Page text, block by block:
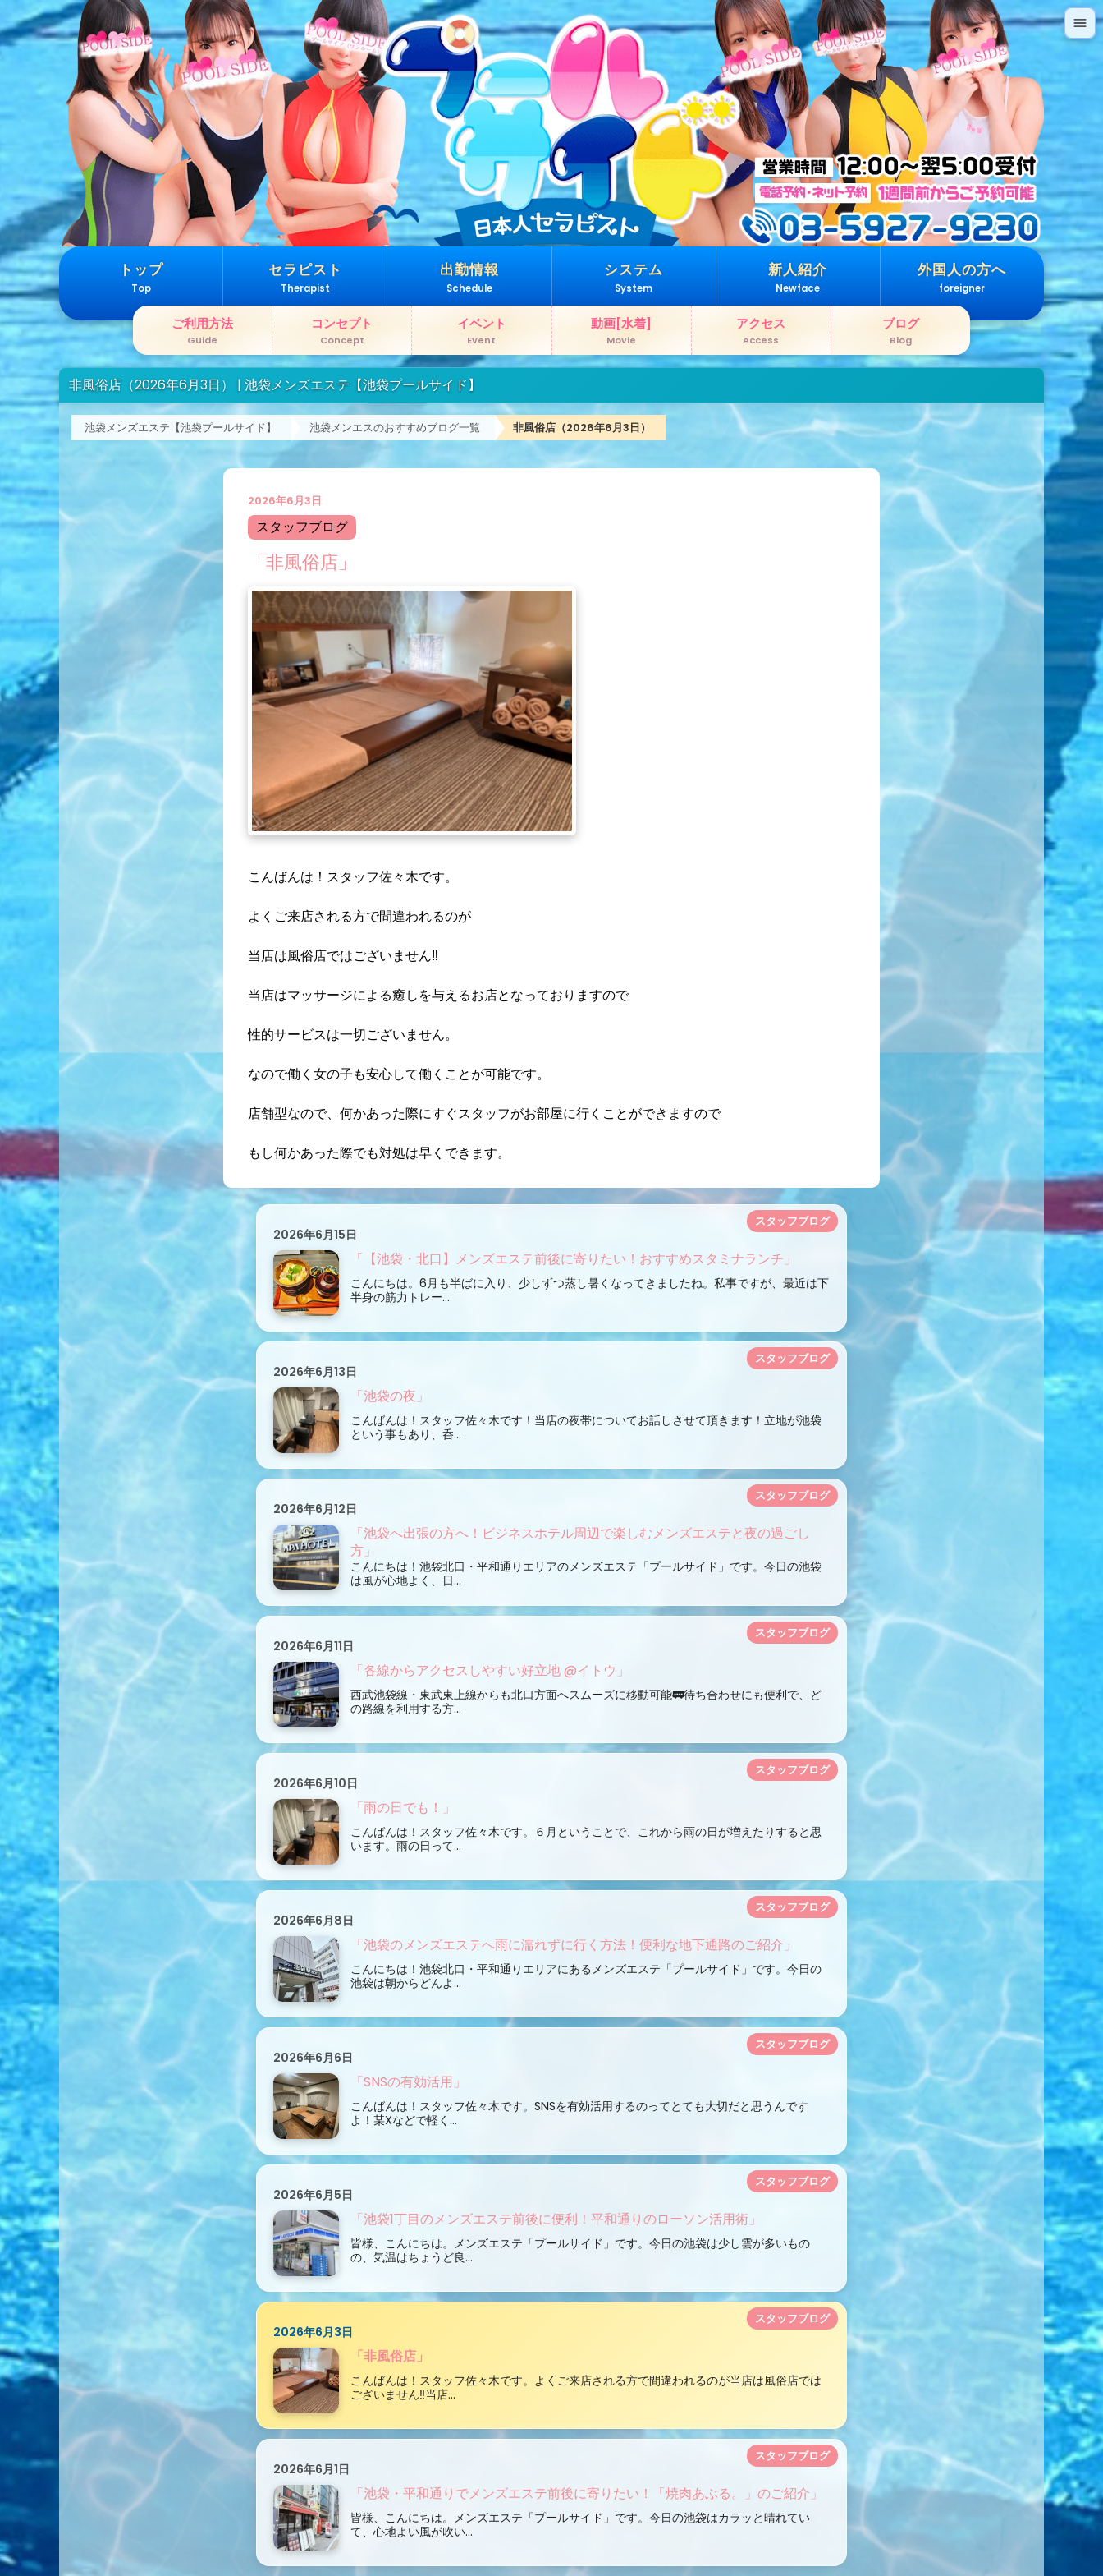
トップ
Top
セラピスト
Therapist
出勤情報
Schedule
システム
System
新人紹介
Newface
外国人の方へ
foreigner
ご利用方法
Guide
コンセプト
Concept
イベント
Event
動画[水着]
Movie
アクセス
Access
ブログ
Blog
非風俗店（2026年6月3日） | 池袋メンズエステ【池袋プールサイド】
池袋メンズエステ【池袋プールサイド】 池袋メンエスのおすすめブログ一覧 非風俗店（2026年6月3日）
2026年6月3日
スタッフブログ
「非風俗店」
こんばんは！スタッフ佐々木です。
よくご来店される方で間違われるのが
当店は風俗店ではございません‼
当店はマッサージによる癒しを与えるお店となっておりますので
性的サービスは一切ございません。
なので働く女の子も安心して働くことが可能です。
店舗型なので、何かあった際にすぐスタッフがお部屋に行くことができますので
もし何かあった際でも対処は早くできます。
2026年6月15日
スタッフブログ
「【池袋・北口】メンズエステ前後に寄りたい！おすすめスタミナランチ」
こんにちは。6月も半ばに入り、少しずつ蒸し暑くなってきましたね。私事ですが、最近は下
半身の筋力トレー...
2026年6月13日
スタッフブログ
「池袋の夜」
こんばんは！スタッフ佐々木です！当店の夜帯についてお話しさせて頂きます！立地が池袋
という事もあり、呑...
2026年6月12日
スタッフブログ
「池袋へ出張の方へ！ビジネスホテル周辺で楽しむメンズエステと夜の過ごし
方」
こんにちは！池袋北口・平和通りエリアのメンズエステ「プールサイド」です。今日の池袋
は風が心地よく、日...
2026年6月11日
スタッフブログ
「各線からアクセスしやすい好立地 @イトウ」
西武池袋線・東武東上線からも北口方面へスムーズに移動可能🚃待ち合わせにも便利で、ど
の路線を利用する方...
2026年6月10日
スタッフブログ
「雨の日でも！」
こんばんは！スタッフ佐々木です。６月ということで、これから雨の日が増えたりすると思
います。雨の日って...
2026年6月8日
スタッフブログ
「池袋のメンズエステへ雨に濡れずに行く方法！便利な地下通路のご紹介」
こんにちは！池袋北口・平和通りエリアにあるメンズエステ「プールサイド」です。今日の
池袋は朝からどんよ...
2026年6月6日
スタッフブログ
「SNSの有効活用」
こんばんは！スタッフ佐々木です。SNSを有効活用するのってとても大切だと思うんです
よ！某Xなどで軽く...
2026年6月5日
スタッフブログ
「池袋1丁目のメンズエステ前後に便利！平和通りのローソン活用術」
皆様、こんにちは。メンズエステ「プールサイド」です。今日の池袋は少し雲が多いもの
の、気温はちょうど良...
2026年6月3日
スタッフブログ
「非風俗店」
こんばんは！スタッフ佐々木です。よくご来店される方で間違われるのが当店は風俗店では
ございません‼当店...
2026年6月1日
スタッフブログ
「池袋・平和通りでメンズエステ前後に寄りたい！「焼肉あぶる。」のご紹介」
皆様、こんにちは。メンズエステ「プールサイド」です。今日の池袋はカラッと晴れてい
て、心地よい風が吹い...